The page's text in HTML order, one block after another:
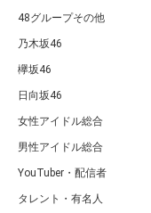
48グループその他
乃木坂46
欅坂46
日向坂46
女性アイドル総合
男性アイドル総合
YouTuber・配信者
タレント・有名人